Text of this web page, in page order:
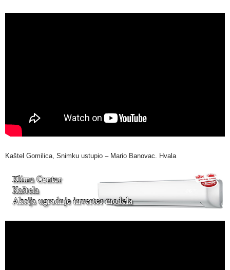
Kaštel Gomilica, Snimku ustupio – Mario Banovac. Hvala